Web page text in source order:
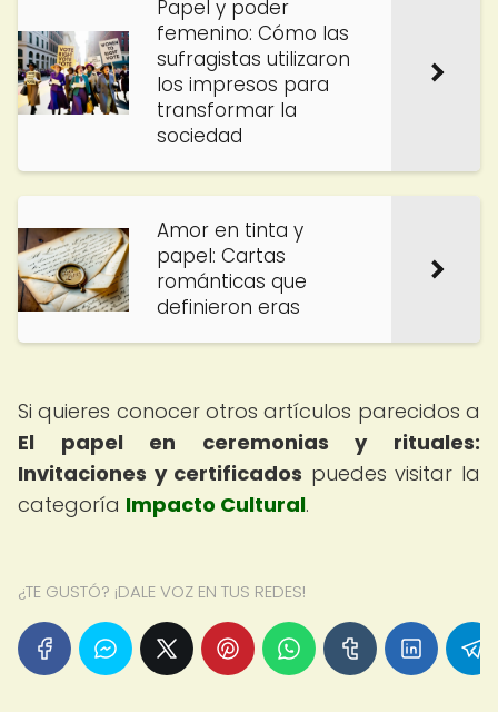
Papel y poder
femenino: Cómo las
sufragistas utilizaron
los impresos para
transformar la
sociedad
Amor en tinta y
papel: Cartas
románticas que
definieron eras
Si quieres conocer otros artículos parecidos a
El papel en ceremonias y rituales:
Invitaciones y certificados puedes visitar la
categoría Impacto Cultural.
¿TE GUSTÓ? ¡DALE VOZ EN TUS REDES!